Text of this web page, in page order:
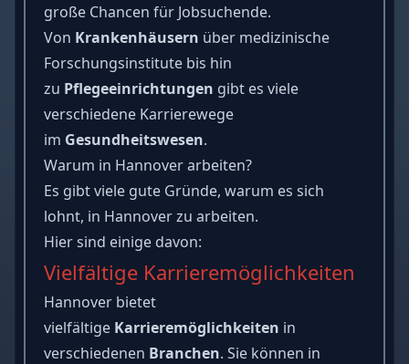
große Chancen für Jobsuchende.
Von Krankenhäusern über medizinische
Forschungsinstitute bis hin
zu Pflegeeinrichtungen gibt es viele
verschiedene Karrierewege
im Gesundheitswesen.
Warum in Hannover arbeiten?
Es gibt viele gute Gründe, warum es sich
lohnt, in Hannover zu arbeiten.
Hier sind einige davon:
Vielfältige Karrieremöglichkeiten
Hannover bietet
vielfältige Karrieremöglichkeiten in
verschiedenen Branchen. Sie können in